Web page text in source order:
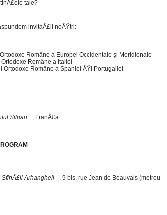
tale?
invitaÅ£ii noÅŸtri:
Române a Europei Occidentale și Meridionale
Române a Italiei
Ortodoxe Române a Spaniei ÅŸi Portugaliei
Siluan , FranÅ£a
SfinÅ£ii Arhangheli
, 9 bis, rue Jean de Beauvais (metrou